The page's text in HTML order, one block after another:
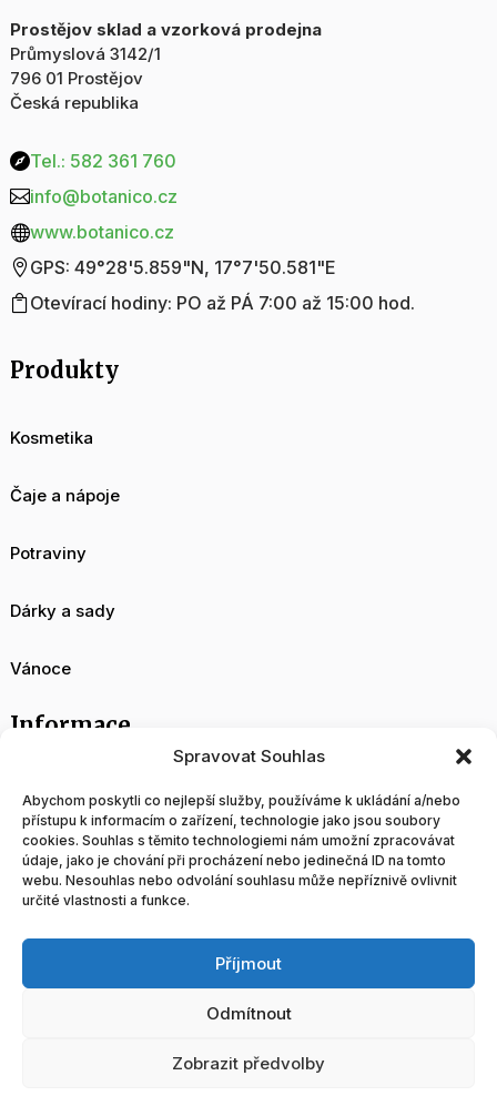
Spravovat Souhlas
Abychom poskytli co nejlepší služby, používáme k ukládání a/nebo
přístupu k informacím o zařízení, technologie jako jsou soubory
cookies. Souhlas s těmito technologiemi nám umožní zpracovávat
údaje, jako je chování při procházení nebo jedinečná ID na tomto
webu. Nesouhlas nebo odvolání souhlasu může nepříznivě ovlivnit
určité vlastnosti a funkce.
Příjmout
Odmítnout
Zobrazit předvolby
Prostějov sklad a vzorková prodejna
Průmyslová 3142/1
796 01 Prostějov
Česká republika
Tel.: 582 361 760
info@botanico.cz
www.botanico.cz
GPS: 49°28'5.859"N, 17°7'50.581"E
Otevírací hodiny: PO až PÁ 7:00 až 15:00 hod.
Produkty
Kosmetika
Čaje a nápoje
Potraviny
Dárky a sady
Vánoce
Informace
O nás
Velkoobchod
Blog
Tvorba a správa www stránek